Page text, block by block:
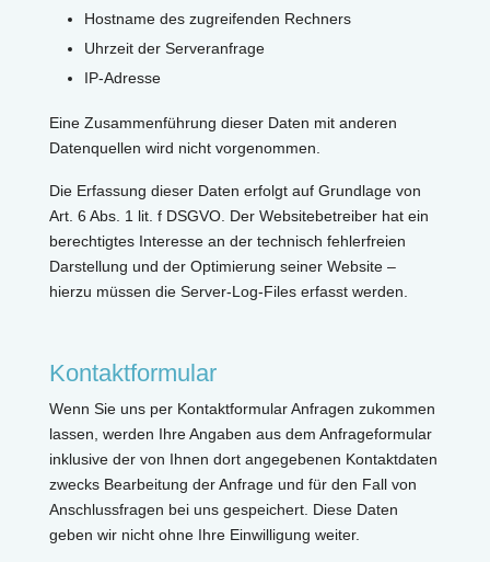
Hostname des zugreifenden Rechners
Uhrzeit der Serveranfrage
IP-Adresse
Eine Zusammenführung dieser Daten mit anderen
Datenquellen wird nicht vorgenommen.
Die Erfassung dieser Daten erfolgt auf Grundlage von
Art. 6 Abs. 1 lit. f DSGVO. Der Websitebetreiber hat ein
berechtigtes Interesse an der technisch fehlerfreien
Darstellung und der Optimierung seiner Website –
hierzu müssen die Server-Log-Files erfasst werden.
Kontaktformular
Wenn Sie uns per Kontaktformular Anfragen zukommen
lassen, werden Ihre Angaben aus dem Anfrageformular
inklusive der von Ihnen dort angegebenen Kontaktdaten
zwecks Bearbeitung der Anfrage und für den Fall von
Anschlussfragen bei uns gespeichert. Diese Daten
geben wir nicht ohne Ihre Einwilligung weiter.